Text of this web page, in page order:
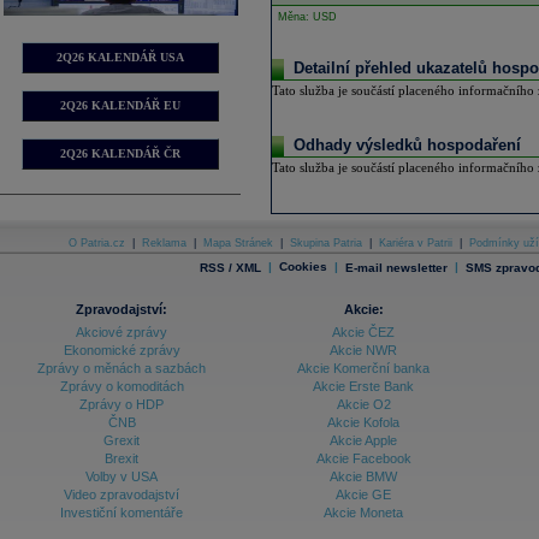
2Q26 KALENDÁŘ USA
2Q26 KALENDÁŘ EU
2Q26 KALENDÁŘ ČR
Měna: USD
Detailní přehled ukazatelů
Tato služba je součástí placeného
Odhady výsledků hospodaření
Tato služba je součástí placeného
O Patria.cz Reklama Mapa Stránek Skupina Patria Kariéra v Patrii Podmínky
RSS / XML | Cookies | E-mail newsletter | SMS
Zpravodajství:
Akciové zprávy
Ekonomické zprávy
Zprávy o měnách a sazbách
Zprávy o komoditách
Zprávy o HDP
ČNB
Grexit
Brexit
Volby v USA
Video zpravodajství
Investiční komentáře
Akcie:
Akcie ČEZ
Akcie NWR
Akcie Komerční banka
Akcie Erste Bank
Akcie O2
Akcie Kofola
Akcie Apple
Akcie Facebook
Akcie BMW
Akcie GE
Akcie Moneta